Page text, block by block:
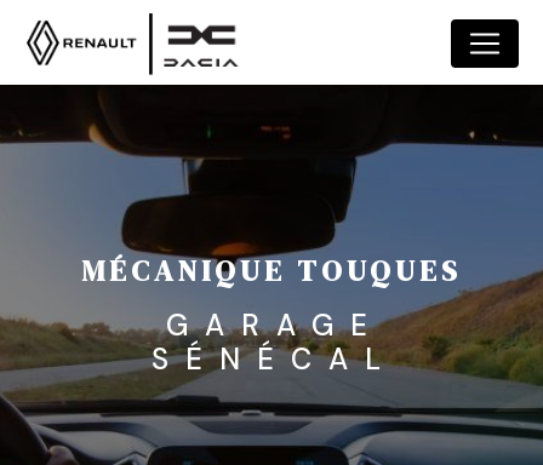
MÉCANIQUE TOUQUES
GARAGE
SÉNÉCAL
Panneau de gestion des cookies